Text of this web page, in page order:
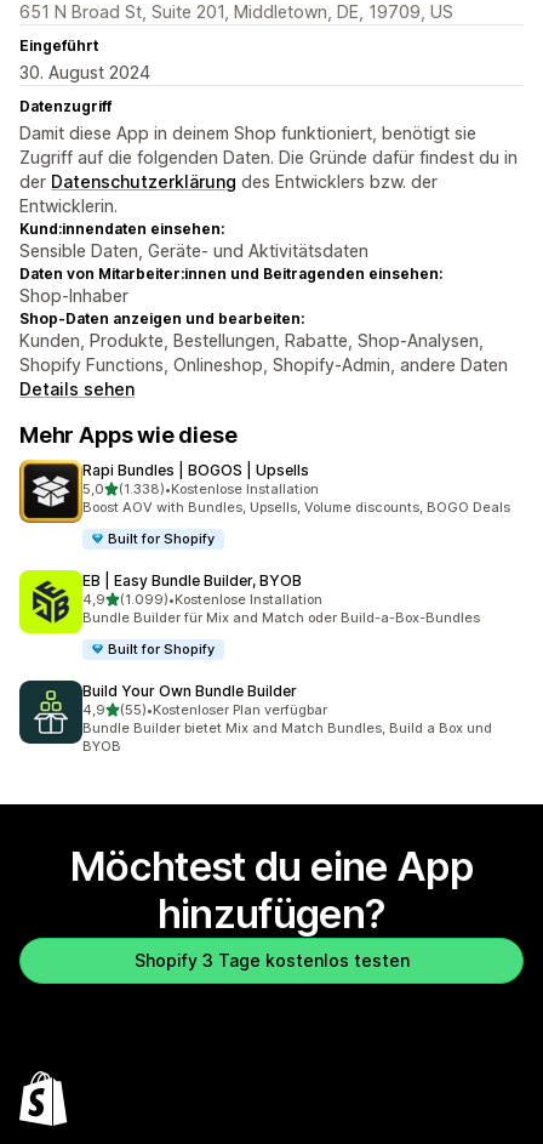
651 N Broad St, Suite 201, Middletown, DE, 19709, US
Eingeführt
30. August 2024
Datenzugriff
Damit diese App in deinem Shop funktioniert, benötigt sie
Zugriff auf die folgenden Daten. Die Gründe dafür findest du in
der Datenschutzerklärung des Entwicklers bzw. der
Entwicklerin.
Kund:innendaten einsehen:
Sensible Daten, Geräte- und Aktivitätsdaten
Daten von Mitarbeiter:innen und Beitragenden einsehen:
Shop-Inhaber
Shop-Daten anzeigen und bearbeiten:
Kunden, Produkte, Bestellungen, Rabatte, Shop-Analysen,
Shopify Functions, Onlineshop, Shopify-Admin, andere Daten
Details sehen
Mehr Apps wie diese
Rapi Bundles | BOGOS | Upsells
5,0von 5 Sternen
(1.338)
1338 Rezensionen insgesamt
•Kostenlose Installation
Boost AOV with Bundles, Upsells, Volume discounts, BOGO Deals
Built for Shopify
EB | Easy Bundle Builder, BYOB
4,9von 5 Sternen
(1.099)
1099 Rezensionen insgesamt
•Kostenlose Installation
Bundle Builder für Mix and Match oder Build-a-Box-Bundles
Built for Shopify
Build Your Own Bundle Builder
4,9von 5 Sternen
(55)
55 Rezensionen insgesamt
•Kostenloser Plan verfügbar
Bundle Builder bietet Mix and Match Bundles, Build a Box und
BYOB
Möchtest du eine App
hinzufügen?
Shopify 3 Tage kostenlos testen